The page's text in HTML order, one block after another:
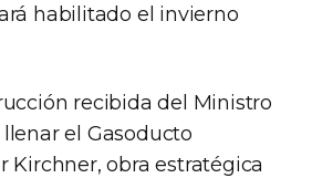
habilitado el invierno
recibida del Ministro
el Gasoducto
Kirchner, obra estratégica